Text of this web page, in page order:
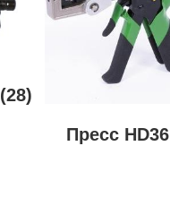
(28)
Пресс HD36